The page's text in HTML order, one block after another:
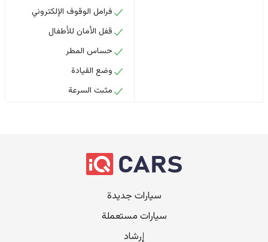
فرامل الوقوف الإلكتروني
قفل الأمان للأطفال
حساس المطر
وضع القيادة
مثبت السرعة
سيارات جديدة
سيارات مستعملة
إرشاد